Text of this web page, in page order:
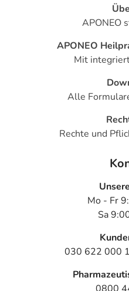
- Fremdkörpergefühl im
- Wärmegefühl am Auge
- Augenentzündungen, wie:
- Hornhautentzündung
- Irisentzündung
- Lidödem (Lidschwellung)
- Haarwuchs, verstärkter
- Veränderungen im
- Einsinken des Augapfels
APONEO
APONEO
Mit
Alle
Rechte und
Mo - Fr
Sa
030 622 000